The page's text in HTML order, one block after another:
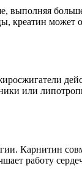
выполняя
может
или
Карнитин
работу